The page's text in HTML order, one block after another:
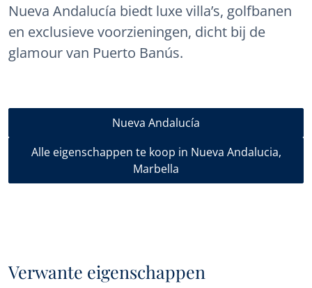
Nueva Andalucía biedt luxe villa’s, golfbanen
en exclusieve voorzieningen, dicht bij de
glamour van Puerto Banús.
Nueva Andalucía
Alle eigenschappen te koop in Nueva Andalucia,
Marbella
Verwante eigenschappen